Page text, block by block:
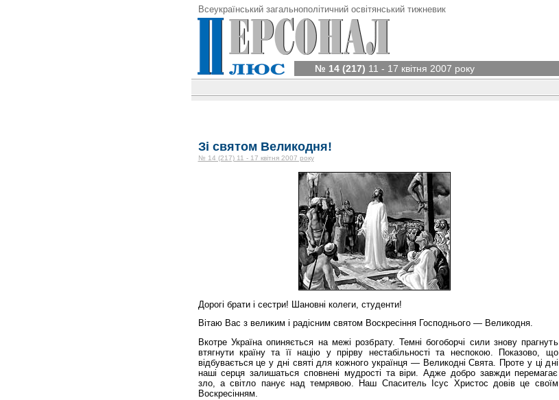
Всеукраїнський загальнополітичний освітянський тижневик
№ 14 (217) 11 - 17 квітня 2007 року
Зі святом Великодня!
№ 14 (217) 11 - 17 квітня 2007 року
Дорогі брати і сестри! Шановні колеги, студенти!
Вітаю Вас з великим і радісним святом Воскресіння Господнього — Великодня.
Вкотре Україна опиняється на межі розбрату. Темні богоборчі сили знову прагнуть
втягнути країну та її націю у прірву нестабільності та неспокою. Показово, що
відбувається це у дні святі для кожного українця — Великодні Свята. Проте у ці дні
наші серця залишаться сповнені мудрості та віри. Адже добро завжди перемагає
зло, а світло панує над темрявою. Наш Спаситель Ісус Христос довів це своїм
Воскресінням.